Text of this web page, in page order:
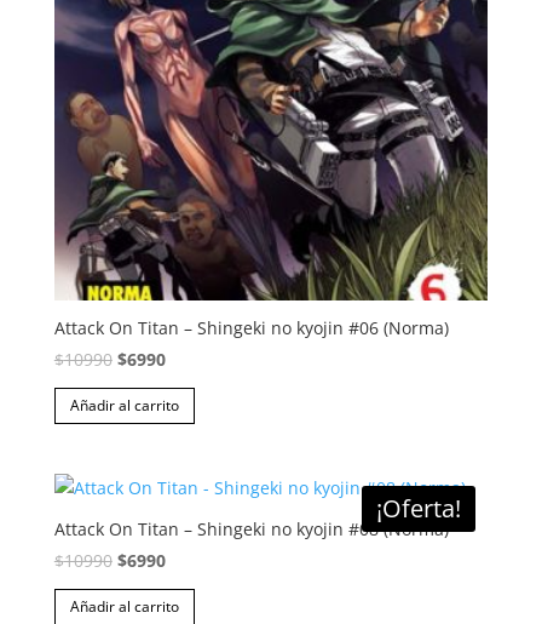
Attack On Titan – Shingeki no kyojin #06 (Norma)
$10990 El
precio
original
$6990El
precio
actual
Añadir al carrito
¡Oferta!
Attack On Titan – Shingeki no kyojin #08 (Norma)
$10990 El
precio
original
$6990El
precio
actual
Añadir al carrito